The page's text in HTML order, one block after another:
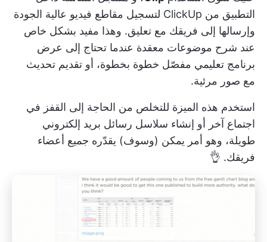
التطبيق من ClickUp
لتسجيل مقاطع فيديو عالية الجودة
وإرسالها إلى فريقك مع تعليق. وهذا مفيد بشكل خاص
عند شرح موضوعات معقدة عندما تحتاج إلى عرض
برنامج تعليمي مفصّل خطوة بخطوة، أو تقديم تحديث
مع صور مرئية.
استخدم هذه الميزة للتخلص من الحاجة إلى القفز في
اجتماع آخر أو إنشاء سلاسل رسائل بريد إلكتروني
طويلة، وهو أمر يمكن (وسوف) يقدّره جميع أعضاء
فريقك. 👌